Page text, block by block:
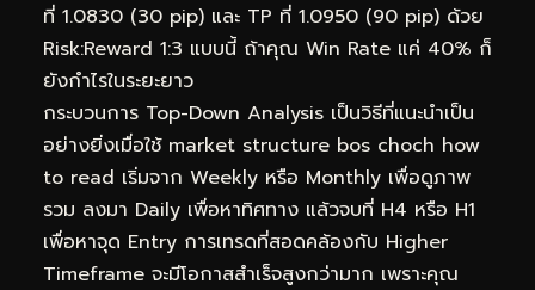
ที่ 1.0830 (30 pip) และ TP ที่ 1.0950 (90 pip) ด้วย
Risk:Reward 1:3 แบบนี้ ถ้าคุณ Win Rate แค่ 40% ก็
ยังกำไรในระยะยาว
กระบวนการ Top-Down Analysis เป็นวิธีที่แนะนำเป็น
อย่างยิ่งเมื่อใช้ market structure bos choch how
to read เริ่มจาก Weekly หรือ Monthly เพื่อดูภาพ
รวม ลงมา Daily เพื่อหาทิศทาง แล้วจบที่ H4 หรือ H1
เพื่อหาจุด Entry การเทรดที่สอดคล้องกับ Higher
Timeframe จะมีโอกาสสำเร็จสูงกว่ามาก เพราะคุณ